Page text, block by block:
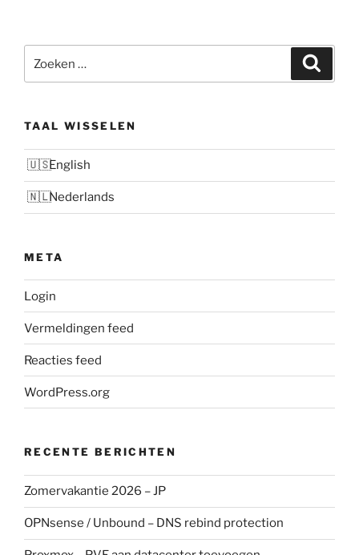
naar:
TAAL WISSELEN
English
Nederlands
META
Login
Vermeldingen feed
Reacties feed
WordPress.org
RECENTE BERICHTEN
Zomervakantie 2026 – JP
OPNsense / Unbound – DNS rebind protection